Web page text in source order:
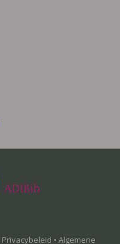
Privacybeleid • Algemene